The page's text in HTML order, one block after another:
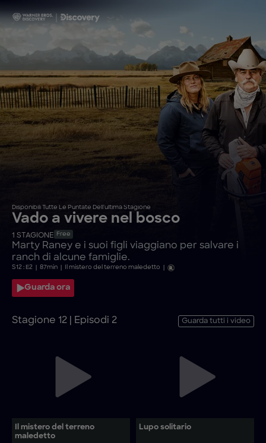
Disponibili Tutte Le Puntate Dell'ultima Stagione
Vado a vivere nel bosco
1 STAGIONE Free
Marty Raney e i suoi figli viaggiano per salvare i
ranch di alcune famiglie.
S12 : E2 87min Il mistero del terreno maledetto
Guarda ora
Stagione 12 | Episodi 2 Guarda tutti i video
Il mistero del terreno
maledetto
Lupo solitario